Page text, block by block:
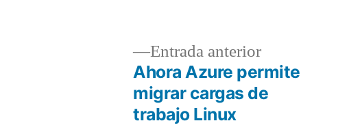
Navegación
Entrada anteriorEntrada
anterior:
Ahora Azure permite
migrar cargas de
trabajo Linux